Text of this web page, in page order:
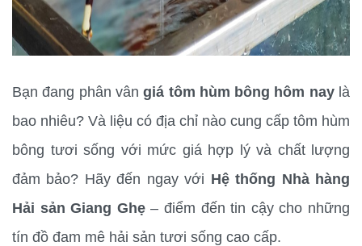
Bạn đang phân vân giá tôm hùm bông hôm nay là
bao nhiêu? Và liệu có địa chỉ nào cung cấp tôm hùm
bông tươi sống với mức giá hợp lý và chất lượng
đảm bảo? Hãy đến ngay với Hệ thống Nhà hàng
Hải sản Giang Ghẹ – điểm đến tin cậy cho những
tín đồ đam mê hải sản tươi sống cao cấp.